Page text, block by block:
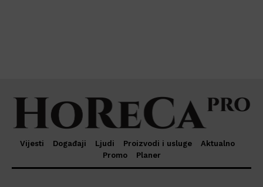
Vijesti Događaji Ljudi Proizvodi i usluge
Aktualno
Promo
Planer